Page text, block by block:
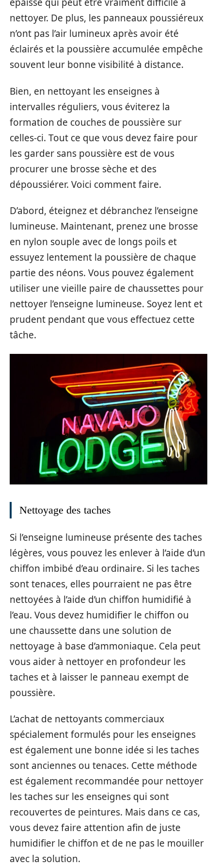
nettoyer. De plus, les panneaux poussiéreux
n’ont pas l’air lumineux après avoir été
éclairés et la poussière accumulée empêche
souvent leur bonne visibilité à distance.
Bien, en nettoyant les enseignes à
intervalles réguliers, vous éviterez la
formation de couches de poussière sur
celles-ci. Tout ce que vous devez faire pour
les garder sans poussière est de vous
procurer une brosse sèche et des
dépoussiérer. Voici comment faire.
D’abord, éteignez et débranchez l’enseigne
lumineuse. Maintenant, prenez une brosse
en nylon souple avec de longs poils et
essuyez lentement la poussière de chaque
partie des néons. Vous pouvez également
utiliser une vieille paire de chaussettes pour
nettoyer l’enseigne lumineuse. Soyez lent et
prudent pendant que vous effectuez cette
tâche.
Nettoyage des taches
Si l’enseigne lumineuse présente des taches
légères, vous pouvez les enlever à l’aide d’un
chiffon imbibé d’eau ordinaire. Si les taches
sont tenaces, elles pourraient ne pas être
nettoyées à l’aide d’un chiffon humidifié à
l’eau. Vous devez humidifier le chiffon ou
une chaussette dans une solution de
nettoyage à base d’ammoniaque. Cela peut
vous aider à nettoyer en profondeur les
taches et à laisser le panneau exempt de
poussière.
L’achat de nettoyants commerciaux
spécialement formulés pour les enseignes
est également une bonne idée si les taches
sont anciennes ou tenaces. Cette méthode
est également recommandée pour nettoyer
les taches sur les enseignes qui sont
recouvertes de peintures. Mais dans ce cas,
vous devez faire attention afin de juste
humidifier le chiffon et de ne pas le mouiller
avec la solution.